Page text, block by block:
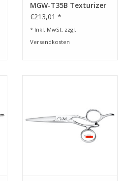
MGW-T35B Texturizer
€213,01 *
* Inkl. MwSt. zzgl.
Versandkosten